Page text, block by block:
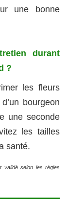
une bonne
durant
?
les fleurs
bourgeon
une seconde
les tailles
santé.
validé selon les règles